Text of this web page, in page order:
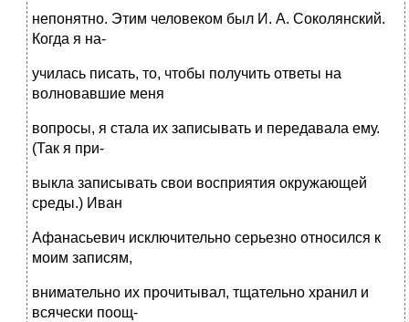
непонятно. Этим человеком был И. А. Соколянский.
Когда я на-
училась писать, то, чтобы получить ответы на
волновавшие меня
вопросы, я стала их записывать и передавала ему.
(Так я при-
выкла записывать свои восприятия окружающей
среды.) Иван
Афанасьевич исключительно серьезно относился к
моим записям,
внимательно их прочитывал, тщательно хранил и
всячески поощ-